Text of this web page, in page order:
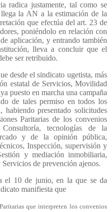
radica justamente, tal como se
la AN a la estimación de la
que efectúa del art. 23 de
poniéndolo en relación con
aplicación, y entrando también
lleva a concluir que el
ser retribuido.
desde el sindicato ugetista, más
estatal de Servicios, Movilidad
puesto en marcha una campaña
de tales permiso en todos los
habiendo presentado solicitudes
Paritarias de los convenios
tecnologías de la
y de la opinión pública,
Inspección, supervisión y
y mediación inmobiliaria,
de prevención ajenos.
el 10 de junio, en la que se da
manifiesta que
que interpreten los convenios